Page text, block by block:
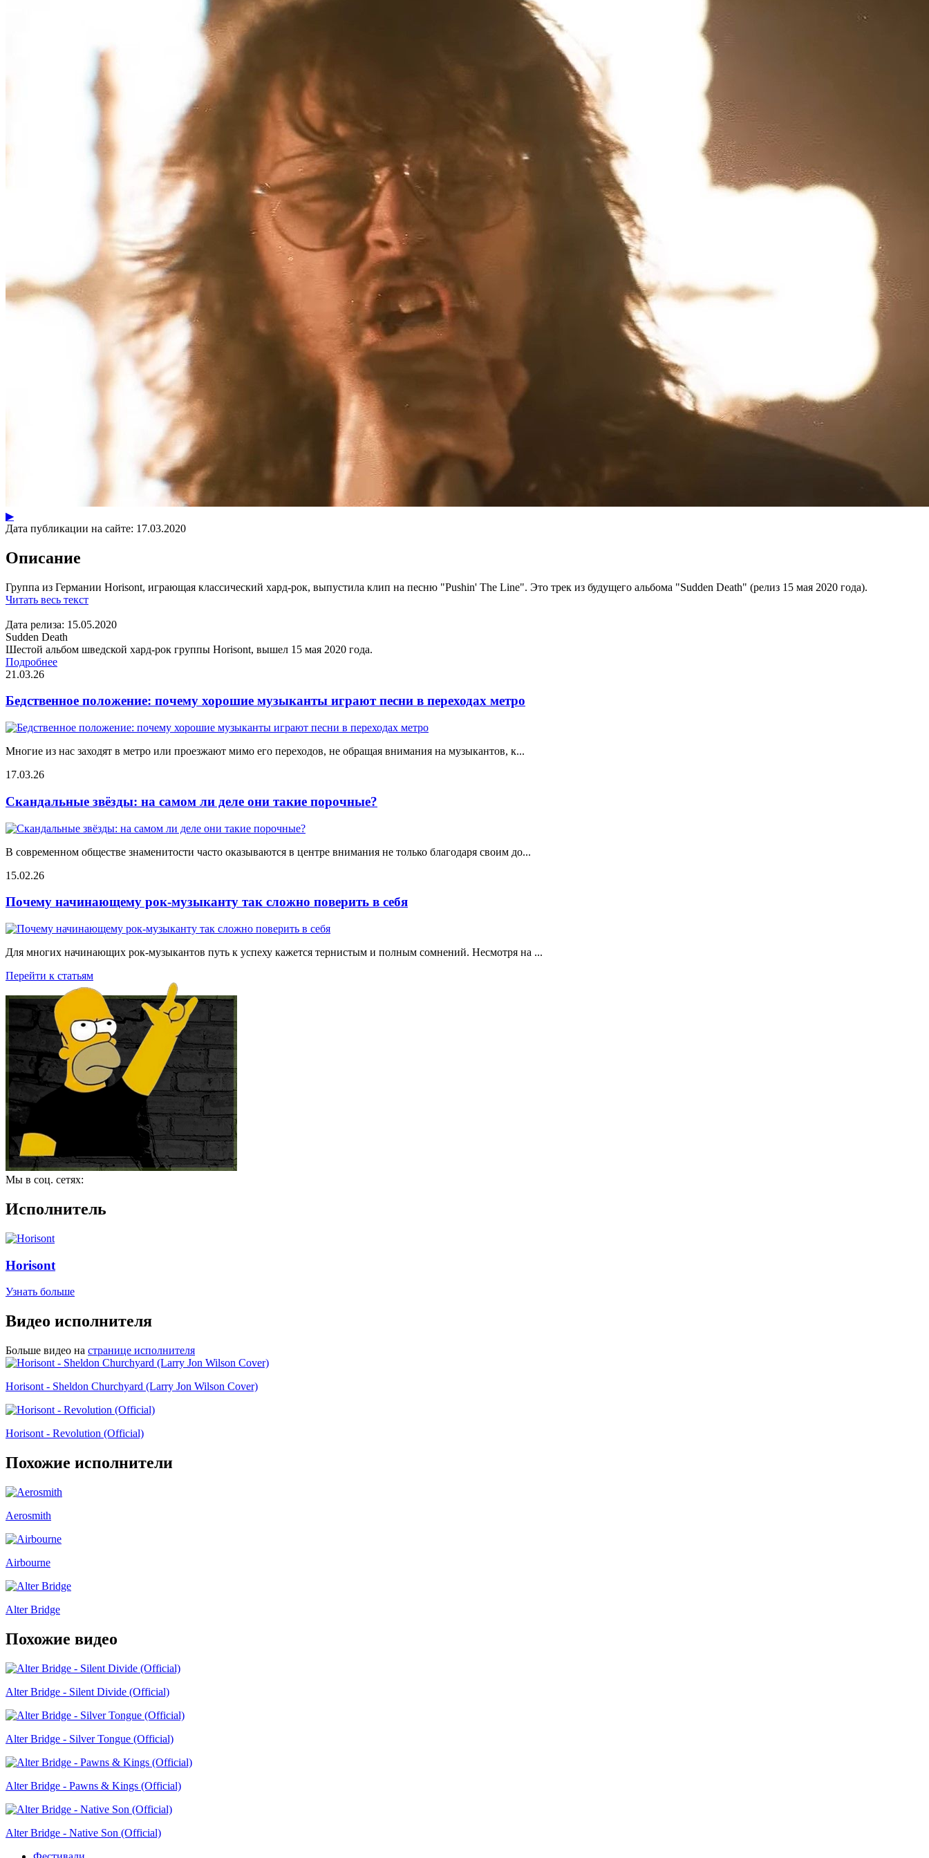
▶
Дата публикации на сайте: 17.03.2020
Описание
Группа из Германии Horisont, играющая классический хард-рок, выпустила клип на песню "Pushin' The Line". Это трек из будущего альбома "Sudden Death" (релиз 15 мая 2020 года).
Читать весь текст
Дата релиза: 15.05.2020
Sudden Death
Шестой альбом шведской хард-рок группы Horisont, вышел 15 мая 2020 года.
Подробнее
21.03.26
Бедственное положение: почему хорошие музыканты играют песни в переходах метро
Многие из нас заходят в метро или проезжают мимо его переходов, не обращая внимания на музыкантов, к...
17.03.26
Скандальные звёзды: на самом ли деле они такие порочные?
В современном обществе знаменитости часто оказываются в центре внимания не только благодаря своим до...
15.02.26
Почему начинающему рок-музыканту так сложно поверить в себя
Для многих начинающих рок-музыкантов путь к успеху кажется тернистым и полным сомнений. Несмотря на ...
Перейти к статьям
Мы в соц. сетях:
Исполнитель
Horisont
Узнать больше
Видео исполнителя
Больше видео на странице исполнителя
Horisont - Sheldon Churchyard (Larry Jon Wilson Cover)
Horisont - Revolution (Official)
Похожие исполнители
Aerosmith
Airbourne
Alter Bridge
Похожие видео
Alter Bridge - Silent Divide (Official)
Alter Bridge - Silver Tongue (Official)
Alter Bridge - Pawns & Kings (Official)
Alter Bridge - Native Son (Official)